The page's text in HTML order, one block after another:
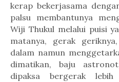
kerap bekerjasama
palsu membantunya
Wiji Thukul melalui puisi
matanya, gerak
dalam namun
dimatikan, baju
dipaksa bergerak